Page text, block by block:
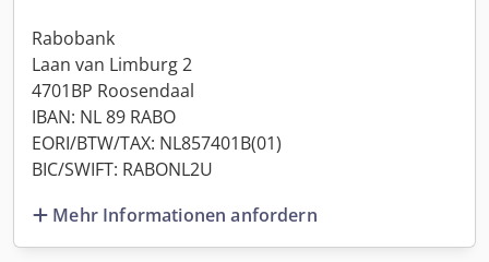
Rabobank
Laan van Limburg 2
4701BP Roosendaal
IBAN: NL 89 RABO
EORI/BTW/TAX: NL857401B(01)
BIC/SWIFT: RABONL2U
Mehr Informationen anfordern